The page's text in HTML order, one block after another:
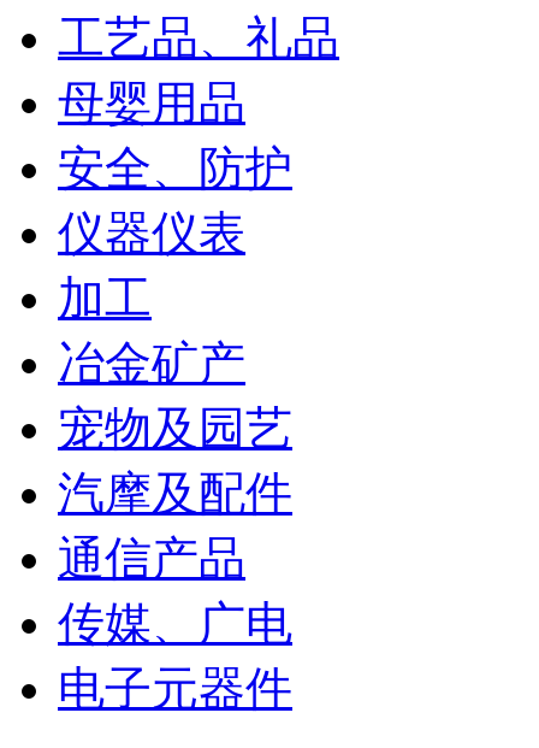
工艺品、礼品
母婴用品
安全、防护
仪器仪表
加工
冶金矿产
宠物及园艺
汽摩及配件
通信产品
传媒、广电
电子元器件